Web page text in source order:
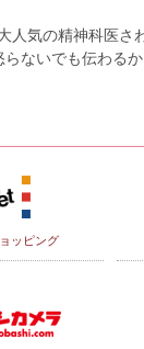
人気の精神科医さ
ないでも伝わる
ッピング